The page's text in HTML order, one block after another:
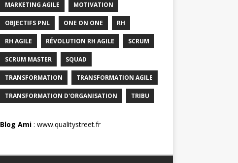
MARKETING AGILE MOTIVATION
OBJECTIFS PNL ONE ON ONE RH
RH AGILE RÉVOLUTION RH AGILE SCRUM
SCRUM MASTER SQUAD
TRANSFORMATION TRANSFORMATION AGILE
TRANSFORMATION D'ORGANISATION TRIBU
Blog Ami: www.qualitystreet.fr